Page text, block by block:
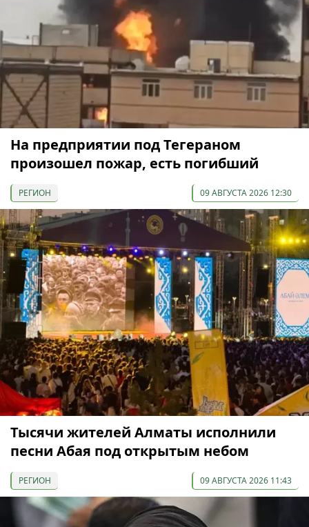
На предприятии под Тегераном
произошел пожар, есть погибший
РЕГИОН 09 АВГУСТА 2026 12:30
Тысячи жителей Алматы исполнили
песни Абая под открытым небом
РЕГИОН 09 АВГУСТА 2026 11:43